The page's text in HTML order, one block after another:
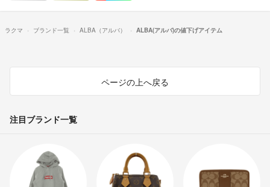
ラクマ ブランド一覧 ALBA（アルバ） ALBA(アルバ)の値下げアイテム
ページの上へ戻る
注目ブランド一覧